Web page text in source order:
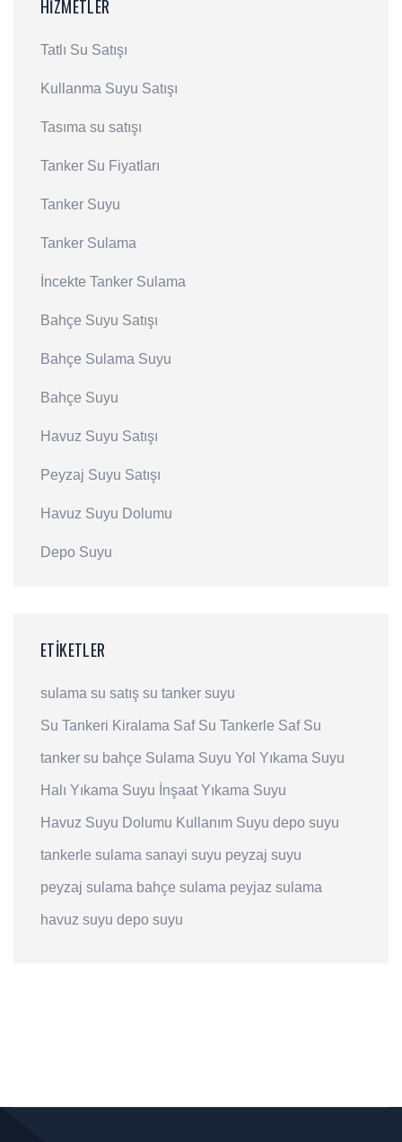
HIZMETLER
Tatlı Su Satışı
Kullanma Suyu Satışı
Tasıma su satışı
Tanker Su Fiyatları
Tanker Suyu
Tanker Sulama
İncekte Tanker Sulama
Bahçe Suyu Satışı
Bahçe Sulama Suyu
Bahçe Suyu
Havuz Suyu Satışı
Peyzaj Suyu Satışı
Havuz Suyu Dolumu
Depo Suyu
ETIKETLER
sulama su satış su tanker suyu
Su Tankeri Kiralama Saf Su Tankerle Saf Su
tanker su bahçe Sulama Suyu Yol Yıkama Suyu
Halı Yıkama Suyu İnşaat Yıkama Suyu
Havuz Suyu Dolumu Kullanım Suyu depo suyu
tankerle sulama sanayi suyu peyzaj suyu
peyzaj sulama bahçe sulama peyjaz sulama
havuz suyu depo suyu